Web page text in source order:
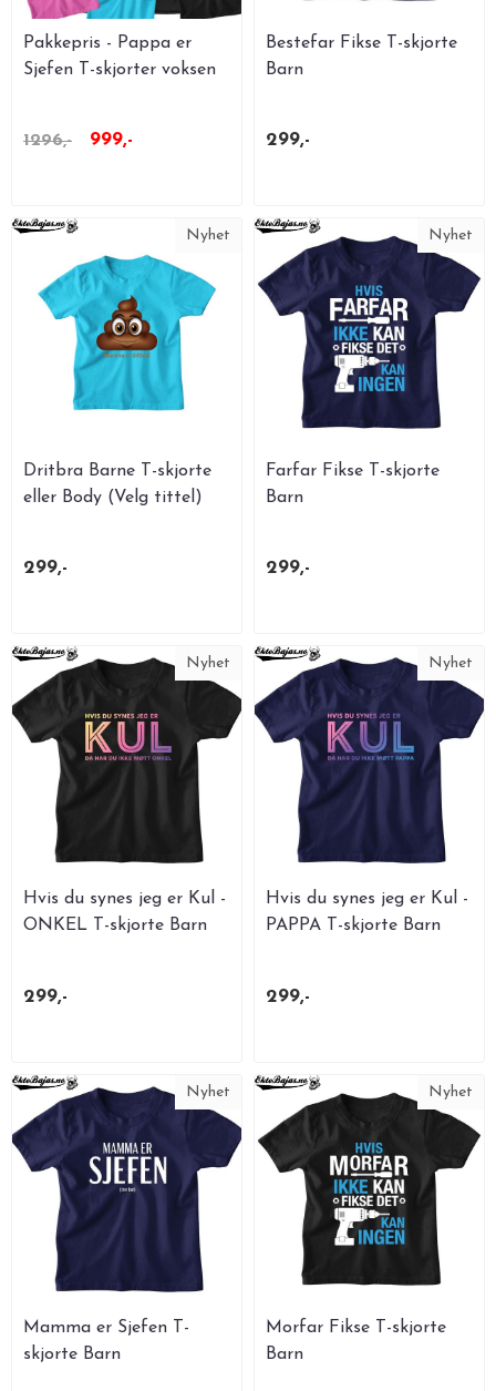
Pakkepris - Pappa er
Sjefen T-skjorter voksen
1296,- 999,-
Bestefar Fikse T-skjorte
Barn
299,-
Nyhet
Dritbra Barne T-skjorte
eller Body (Velg tittel)
299,-
Nyhet
Farfar Fikse T-skjorte
Barn
299,-
Nyhet
Hvis du synes jeg er Kul -
ONKEL T-skjorte Barn
299,-
Nyhet
Hvis du synes jeg er Kul -
PAPPA T-skjorte Barn
299,-
Nyhet
Mamma er Sjefen T-
skjorte Barn
Nyhet
Morfar Fikse T-skjorte
Barn